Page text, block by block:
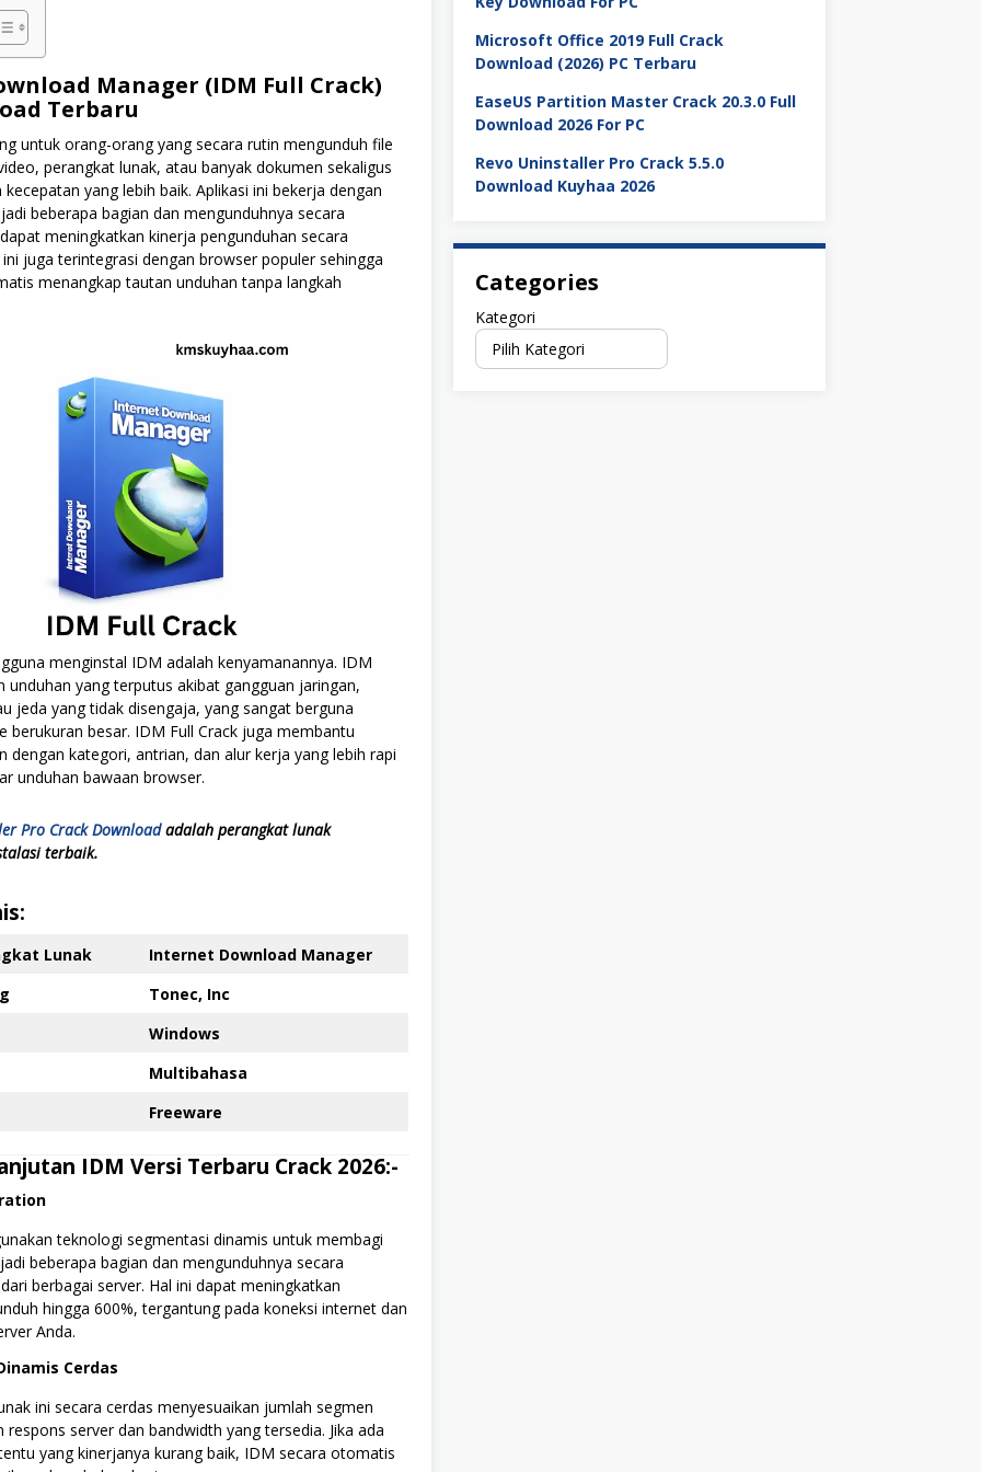
Manager (IDM Full Crack)
Terbaru
untuk orang-orang yang secara rutin mengunduh file
perangkat lunak, atau banyak dokumen sekaligus
yang lebih baik. Aplikasi ini bekerja dengan
beberapa bagian dan mengunduhnya secara
meningkatkan kinerja pengunduhan secara
ini juga terintegrasi dengan browser populer sehingga
menangkap tautan unduhan tanpa langkah
menginstal IDM adalah kenyamanannya. IDM
unduhan yang terputus akibat gangguan jaringan,
jeda yang tidak disengaja, yang sangat berguna
berukuran besar. IDM Full Crack juga membantu
dengan kategori, antrian, dan alur kerja yang lebih rapi
unduhan bawaan browser.
Pro Crack Downloadadalah perangkat lunak
terbaik.
Lunak
Internet Download Manager
Tonec, Inc
Windows
Multibahasa
Freeware
IDM Versi Terbaru Crack 2026:-
teknologi segmentasi dinamis untuk membagi
beberapa bagian dan mengunduhnya secara
berbagai server. Hal ini dapat meningkatkan
hingga 600%, tergantung pada koneksi internet dan
Anda.
Cerdas
ini secara cerdas menyesuaikan jumlah segmen
respons server dan bandwidth yang tersedia. Jika ada
yang kinerjanya kurang baik, IDM secara otomatis
Microsoft Office 2019 Full Crack
Download (2026) PC Terbaru
EaseUS Partition Master Crack 20.3.0 Full
Download 2026 For PC
Revo Uninstaller Pro Crack 5.5.0
Download Kuyhaa 2026
Categories
Kategori